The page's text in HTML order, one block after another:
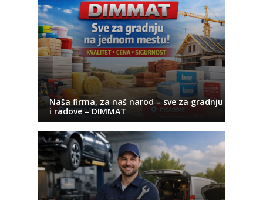
Naša firma, za naš narod – sve za gradnju
i radove – DIMMAT